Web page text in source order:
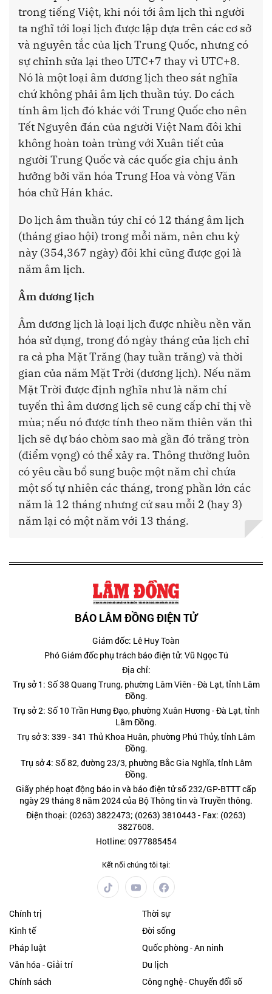
trong tiếng Việt, khi nói tới âm lịch thì người
ta nghĩ tới loại lịch được lập dựa trên các cơ sở
và nguyên tắc của lịch Trung Quốc, nhưng có
sự chỉnh sửa lại theo UTC+7 thay vì UTC+8.
Nó là một loại âm dương lịch theo sát nghĩa
chứ không phải âm lịch thuần túy. Do cách
tính âm lịch đó khác với Trung Quốc cho nên
Tết Nguyên đán của người Việt Nam đôi khi
không hoàn toàn trùng với Xuân tiết của
người Trung Quốc và các quốc gia chịu ảnh
hưởng bởi văn hóa Trung Hoa và vòng Văn
hóa chữ Hán khác.
Do lịch âm thuần túy chỉ có 12 tháng âm lịch
(tháng giao hội) trong mỗi năm, nên chu kỳ
này (354,367 ngày) đôi khi cũng được gọi là
năm âm lịch.
Âm dương lịch
Âm dương lịch là loại lịch được nhiều nền văn
hóa sử dụng, trong đó ngày tháng của lịch chỉ
ra cả pha Mặt Trăng (hay tuần trăng) và thời
gian của năm Mặt Trời (dương lịch). Nếu năm
Mặt Trời được định nghĩa như là năm chí
tuyến thì âm dương lịch sẽ cung cấp chỉ thị về
mùa; nếu nó được tính theo năm thiên văn thì
lịch sẽ dự báo chòm sao mà gần đó trăng tròn
(điểm vọng) có thể xảy ra. Thông thường luôn
có yêu cầu bổ sung buộc một năm chỉ chứa
một số tự nhiên các tháng, trong phần lớn các
năm là 12 tháng nhưng cứ sau mỗi 2 (hay 3)
năm lại có một năm với 13 tháng.
BÁO LÂM ĐỒNG ĐIỆN TỬ
Giám đốc: Lê Huy Toàn
Phó Giám đốc phụ trách báo điện tử: Vũ Ngọc Tú
Địa chỉ:
Trụ sở 1: Số 38 Quang Trung, phường Lâm Viên - Đà Lạt, tỉnh Lâm
Đồng.
Trụ sở 2: Số 10 Trần Hưng Đạo, phường Xuân Hương - Đà Lạt, tỉnh
Lâm Đồng.
Trụ sở 3: 339 - 341 Thủ Khoa Huân, phường Phú Thủy, tỉnh Lâm
Đồng.
Trụ sở 4: Số 82, đường 23/3, phường Bắc Gia Nghĩa, tỉnh Lâm
Đồng.
Giấy phép hoạt động báo in và báo điện tử số 232/GP-BTTT cấp
ngày 29 tháng 8 năm 2024 của Bộ Thông tin và Truyền thông.
Điện thoại: (0263) 3822473; (0263) 3810443 - Fax: (0263)
3827608.
Hotline: 0977885454
Kết nối chúng tôi tại:
Chính trị
Thời sự
Kinh tế
Đời sống
Pháp luật
Quốc phòng - An ninh
Văn hóa - Giải trí
Du lịch
Chính sách
Công nghệ - Chuyển đổi số